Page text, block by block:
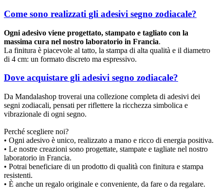
Come sono realizzati gli adesivi segno zodiacale?
Ogni adesivo viene progettato, stampato e tagliato con la
massima cura nel nostro laboratorio in Francia.
La finitura è piacevole al tatto, la stampa di alta qualità e il diametro
di 4 cm: un formato discreto ma espressivo.
Dove acquistare gli adesivi segno zodiacale?
Da Mandalashop troverai una collezione completa di adesivi dei
segni zodiacali, pensati per riflettere la ricchezza simbolica e
vibrazionale di ogni segno.
Perché scegliere noi?
• Ogni adesivo è unico, realizzato a mano e ricco di energia positiva.
• Le nostre creazioni sono progettate, stampate e tagliate nel nostro
laboratorio in Francia.
• Potrai beneficiare di un prodotto di qualità con finitura e stampa
resistenti.
• È anche un regalo originale e conveniente, da fare o da regalare.